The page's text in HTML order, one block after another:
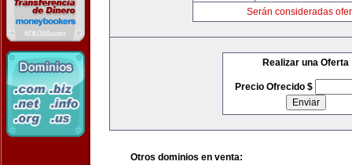
Serán consideradas
Realizar una Oferta
Precio Ofrecido $
Otros dominios en venta: